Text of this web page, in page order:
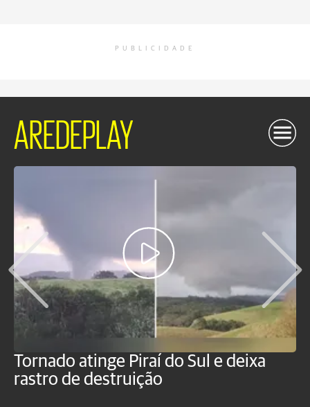
PUBLICIDADE
AREDEPLAY
Tornado atinge Piraí do Sul e deixa
rastro de destruição